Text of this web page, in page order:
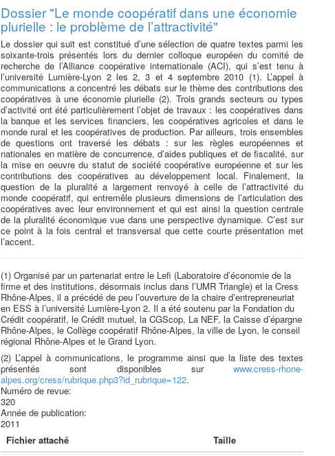
Dossier "Le monde coopératif dans une économie
plurielle : le problème de l’attractivité"
Le dossier qui suit est constitué d’une sélection de quatre textes parmi les
soixante-trois présentés lors du dernier colloque européen du comité de
recherche de l’Alliance coopérative internationale (ACI), qui s’est tenu à
l’université Lumière-Lyon 2 les 2, 3 et 4 septembre 2010 (1). L’appel à
communications a concentré les débats sur le thème des contributions des
coopératives à une économie plurielle (2). Trois grands secteurs ou types
d’activité ont été particulièrement l’objet de travaux : les coopératives dans
la banque et les services financiers, les coopératives agricoles et dans le
monde rural et les coopératives de production. Par ailleurs, trois ensembles
de questions ont traversé les débats : sur les règles européennes et
nationales en matière de concurrence, d’aides publiques et de fiscalité, sur
la mise en oeuvre du statut de société coopérative européenne et sur les
contributions des coopératives au développement local. Finalement, la
question de la pluralité a largement renvoyé à celle de l’attractivité du
monde coopératif, qui entremêle plusieurs dimensions de l’articulation des
coopératives avec leur environnement et qui est ainsi la question centrale
de la pluralité économique vue dans une perspective dynamique. C’est sur
ce point à la fois central et transversal que cette courte présentation met
l’accent.
(1) Organisé par un partenariat entre le Lefi (Laboratoire d’économie de la
firme et des institutions, désormais inclus dans l’UMR Triangle) et la Cress
Rhône-Alpes, il a précédé de peu l’ouverture de la chaire d’entrepreneuriat
en ESS à l’université Lumière-Lyon 2. Il a été soutenu par la Fondation du
Crédit coopératif, le Crédit mutuel, la CGScop, La NEF, la Caisse d’épargne
Rhône-Alpes, le Collège coopératif Rhône-Alpes, la ville de Lyon, le conseil
régional Rhône-Alpes et le Grand Lyon.
(2) L’appel à communications, le programme ainsi que la liste des textes
présentés sont disponibles sur www.cress-rhone-
alpes.org/cress/rubrique.php3?id_rubrique=122.
Numéro de revue:
320
Année de publication:
2011
Fichier attaché
Taille